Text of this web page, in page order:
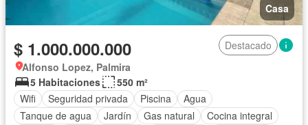
Casa
$ 1.000.000.000
Destacado
Alfonso Lopez, Palmira
5 Habitaciones
550 m²
Wifi
Seguridad privada Piscina
Agua
Tanque de agua
Jardín Gas natural
Cocina integral